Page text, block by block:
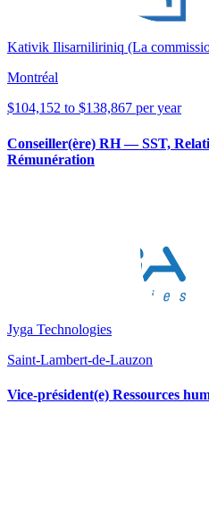
Kativik Ilisarniliriniq (La
Montréal
$104,152 to $138,867 per year
Conseiller(ère) RH — SST,
Rémunération
Jyga Technologies
Saint-Lambert-de-Lauzon
Vice-président(e) Ressources